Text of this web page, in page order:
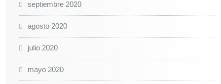
septiembre 2020
agosto 2020
julio 2020
mayo 2020